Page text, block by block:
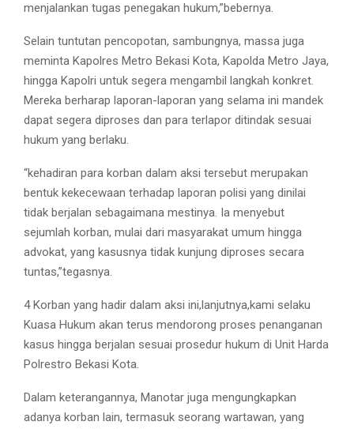
menjalankan tugas penegakan hukum,”bebernya.
Selain tuntutan pencopotan, sambungnya, massa juga
meminta Kapolres Metro Bekasi Kota, Kapolda Metro Jaya,
hingga Kapolri untuk segera mengambil langkah konkret.
Mereka berharap laporan-laporan yang selama ini mandek
dapat segera diproses dan para terlapor ditindak sesuai
hukum yang berlaku.
“kehadiran para korban dalam aksi tersebut merupakan
bentuk kekecewaan terhadap laporan polisi yang dinilai
tidak berjalan sebagaimana mestinya. Ia menyebut
sejumlah korban, mulai dari masyarakat umum hingga
advokat, yang kasusnya tidak kunjung diproses secara
tuntas,”tegasnya.
4 Korban yang hadir dalam aksi ini,lanjutnya,kami selaku
Kuasa Hukum akan terus mendorong proses penanganan
kasus hingga berjalan sesuai prosedur hukum di Unit Harda
Polrestro Bekasi Kota.
Dalam keterangannya, Manotar juga mengungkapkan
adanya korban lain, termasuk seorang wartawan, yang